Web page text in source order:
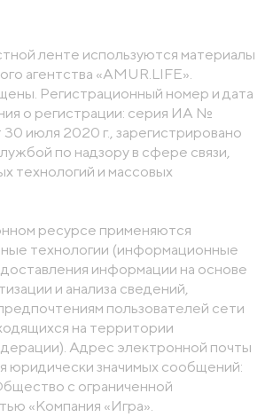
ленте используются материалы
агентства «AMUR.LIFE».
Регистрационный номер и дата
о регистрации: серия ИА №
июля 2020 г., зарегистрировано
по надзору в сфере связи,
технологий и массовых
ресурсе применяются
технологии (информационные
информации на основе
и анализа сведений,
пользователей сети
на территории
Адрес электронной почты
юридически значимых сообщений:
с ограниченной
«Компания «Игра».